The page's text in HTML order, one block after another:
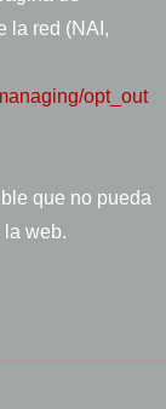
la red (NAI,
opt_out
que no pueda
la web.